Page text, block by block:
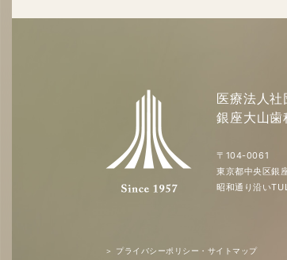
医療法人社
銀座大山歯
〒104-0061
東京都中央区銀
昭和通り沿い
＞ プライバシーポリシー・サイトマップ